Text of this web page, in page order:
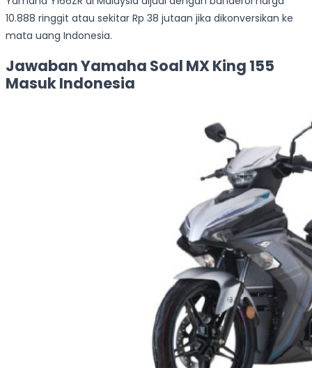
10.888 ringgit atau sekitar Rp 38 jutaan jika dikonversikan ke
mata uang Indonesia.
Jawaban Yamaha Soal MX King 155
Masuk Indonesia